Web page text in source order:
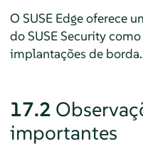
O SUSE Edge oferece
do SUSE Security
implantações de borda.
17.2
importantes